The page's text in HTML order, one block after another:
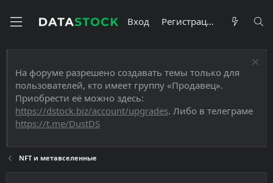
Вход Регистрация
На форуме разрешено создавать темы только для
пользователей, кто имеет группу «Продавец».
Приобрести её можно здесь:
https://dstock.biz/account/upgrades. Либо в телеграме
https://t.me/DustDS
NFT и метавселенные